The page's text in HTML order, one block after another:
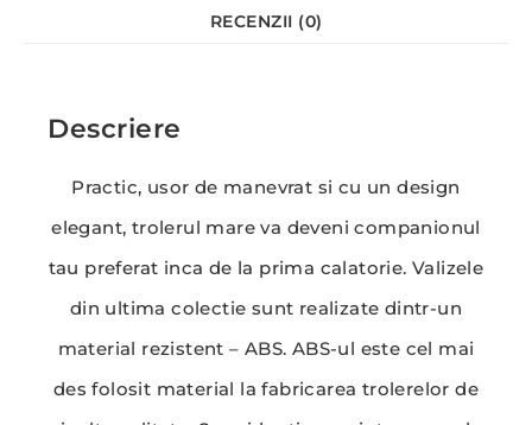
RECENZII (0)
Descriere
Practic, usor de manevrat si cu un design
elegant, trolerul mare va deveni companionul
tau preferat inca de la prima calatorie. Valizele
din ultima colectie sunt realizate dintr-un
material rezistent – ABS. ABS-ul este cel mai
des folosit material la fabricarea trolerelor de